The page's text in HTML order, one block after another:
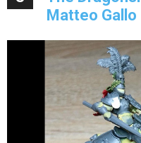
Matteo Gallo